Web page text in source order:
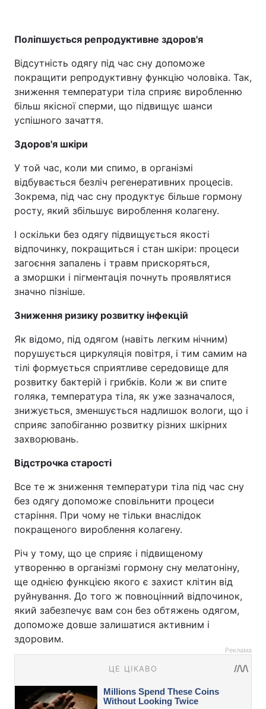
Поліпшується репродуктивне здоров'я
Відсутність одягу під час сну допоможе
покращити репродуктивну функцію чоловіка. Так,
зниження температури тіла сприяє виробленню
більш якісної сперми, що підвищує шанси
успішного зачаття.
Здоров'я шкіри
У той час, коли ми спимо, в організмі
відбувається безліч регенеративних процесів.
Зокрема, під час сну продуктує більше гормону
росту, який збільшує вироблення колагену.
І оскільки без одягу підвищується якості
відпочинку, покращиться і стан шкіри: процеси
загоєння запалень і травм прискоряться,
а зморшки і пігментація почнуть проявлятися
значно пізніше.
Зниження ризику розвитку інфекцій
Як відомо, під одягом (навіть легким нічним)
порушується циркуляція повітря, і тим самим на
тілі формується сприятливе середовище для
розвитку бактерій і грибків. Коли ж ви спите
голяка, температура тіла, як уже зазначалося,
знижується, зменшується надлишок вологи, що і
сприяє запобіганню розвитку різних шкірних
захворювань.
Відстрочка старості
Все те ж зниження температури тіла під час сну
без одягу допоможе сповільнити процеси
старіння. При чому не тільки внаслідок
покращеного вироблення колагену.
Річ у тому, що це сприяє і підвищеному
утворенню в організмі гормону сну мелатоніну,
ще однією функцією якого є захист клітин від
руйнування. До того ж повноцінний відпочинок,
який забезпечує вам сон без обтяжень одягом,
допоможе довше залишатися активним і
здоровим.
Реклама